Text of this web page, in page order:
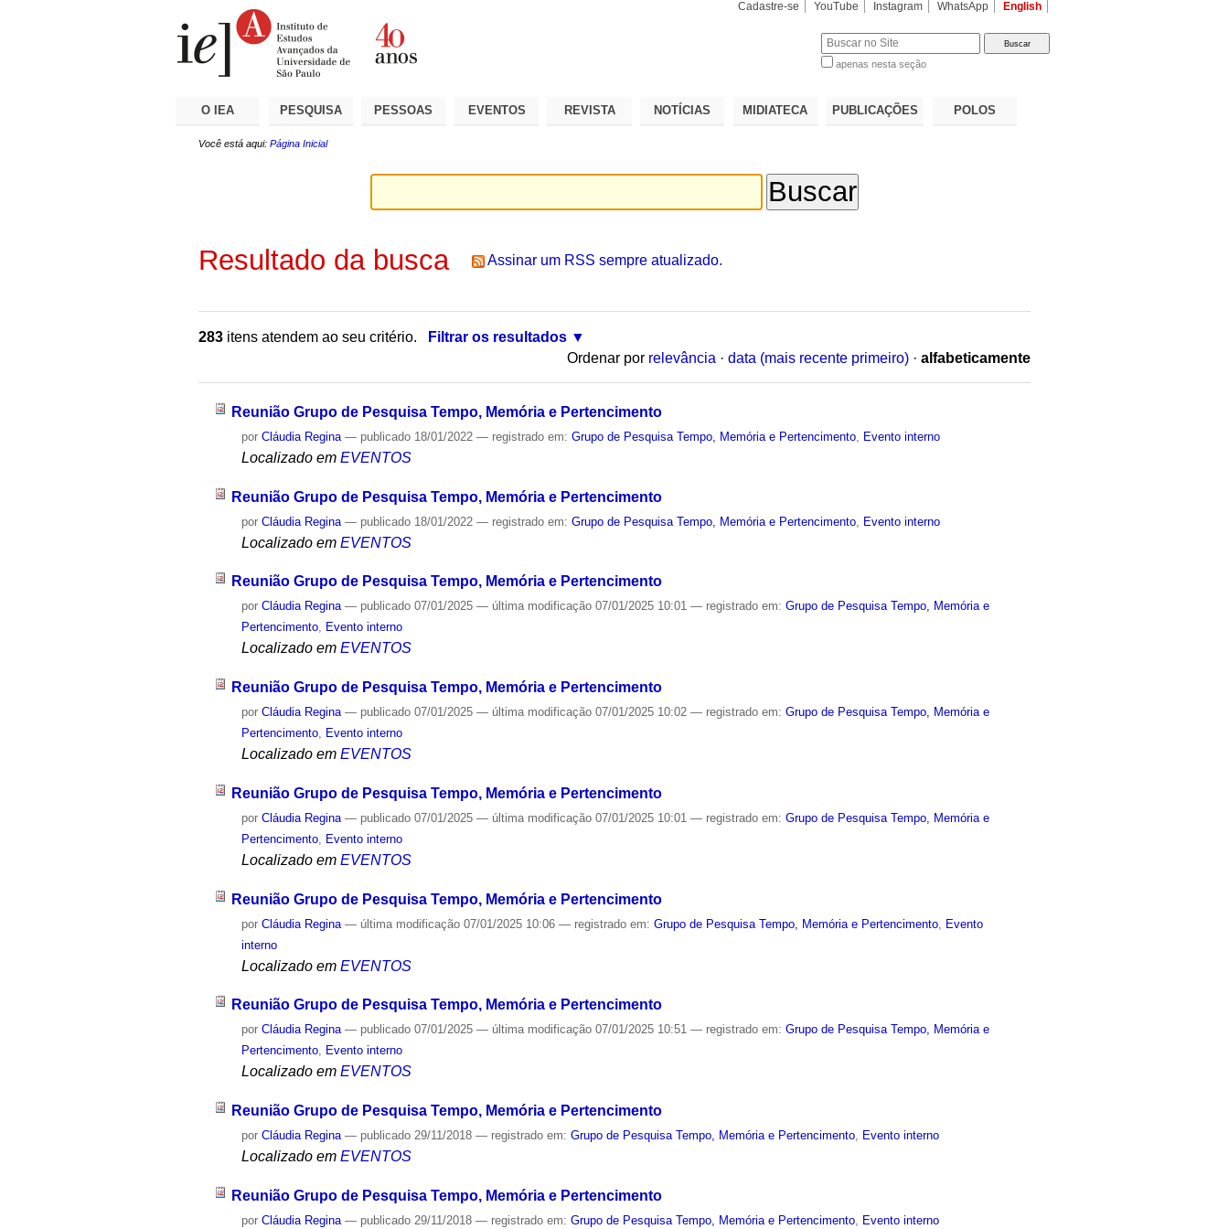
Cadastre-se YouTube Instagram WhatsApp English
apenas nesta seção
O IEA PESQUISA PESSOAS EVENTOS REVISTA NOTÍCIAS MIDIATECA PUBLICAÇÕES POLOS
Você está aqui: Página Inicial
Resultado da busca Assinar um RSS sempre atualizado.
283 itens atendem ao seu critério.
Filtrar os resultados
Ordenar por relevância · data (mais recente primeiro) · alfabeticamente
Reunião Grupo de Pesquisa Tempo, Memória e Pertencimento
porCláudia Regina — publicado 18/01/2022— registrado em:Grupo de Pesquisa Tempo, Memória e Pertencimento Evento interno
Localizado em EVENTOS
Reunião Grupo de Pesquisa Tempo, Memória e Pertencimento
porCláudia Regina — publicado 18/01/2022— registrado em:Grupo de Pesquisa Tempo, Memória e Pertencimento Evento interno
Localizado em EVENTOS
Reunião Grupo de Pesquisa Tempo, Memória e Pertencimento
porCláudia Regina — publicado 07/01/2025— última modificação 07/01/2025 10:01— registrado em:Grupo de Pesquisa Tempo, Memória e
Pertencimento, Evento interno
Localizado em EVENTOS
Reunião Grupo de Pesquisa Tempo, Memória e Pertencimento
porCláudia Regina — publicado 07/01/2025— última modificação 07/01/2025 10:02— registrado em:Grupo de Pesquisa Tempo, Memória e
Pertencimento, Evento interno
Localizado em EVENTOS
Reunião Grupo de Pesquisa Tempo, Memória e Pertencimento
porCláudia Regina — publicado 07/01/2025— última modificação 07/01/2025 10:01— registrado em:Grupo de Pesquisa Tempo, Memória e
Pertencimento
Evento interno
Localizado em EVENTOS
Reunião Grupo de Pesquisa Tempo, Memória e Pertencimento
porCláudia Regina — última modificação 07/01/2025 10:06— registrado em:Grupo de Pesquisa Tempo, Memória e Pertencimento Evento
interno
Localizado em EVENTOS
Reunião Grupo de Pesquisa Tempo, Memória e Pertencimento
porCláudia Regina — publicado 07/01/2025— última modificação 07/01/2025 10:51— registrado em:Grupo de Pesquisa Tempo, Memória e
Pertencimento, Evento interno
Localizado em EVENTOS
Reunião Grupo de Pesquisa Tempo, Memória e Pertencimento
porCláudia Regina — publicado 29/11/2018— registrado em:Grupo de Pesquisa Tempo, Memória e Pertencimento Evento interno
Localizado em EVENTOS
Reunião Grupo de Pesquisa Tempo, Memória e Pertencimento
porCláudia Regina — publicado 29/11/2018— registrado em:Grupo de Pesquisa Tempo, Memória e Pertencimento Evento interno